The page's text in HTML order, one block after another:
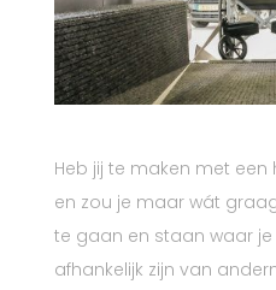
Heb jij te maken met
en zou je maar wát
te gaan en staan waar je
afhankelijk zijn van